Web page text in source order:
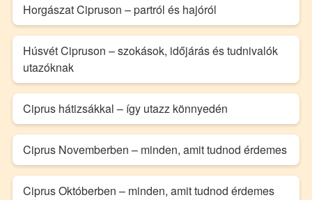
Horgászat Cipruson – partról és hajóról
Húsvét Cipruson – szokások, időjárás és tudnivalók
utazóknak
Ciprus hátizsákkal – így utazz könnyedén
Ciprus Novemberben – minden, amit tudnod érdemes
Ciprus Októberben – minden, amit tudnod érdemes